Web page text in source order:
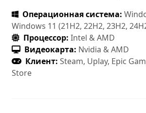
Операционная система:
Windows 11 (21H2, 22H2, 23H2,
Процессор: Intel & AMD
Видеокарта: Nvidia & AMD
Клиент: Steam, Uplay, Epic
Store